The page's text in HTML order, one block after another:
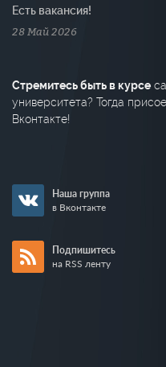
Есть вакансия!
28 Май 2026
Стремитесь быть в курсе
университета? Тогда
Вконтакте!
Наша группа
в Вконтакте
Подпишитесь
на RSS ленту